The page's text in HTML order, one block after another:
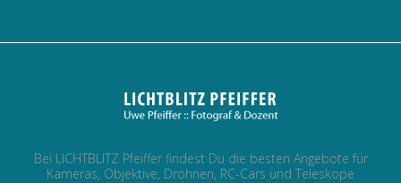
Bei LICHTBLITZ Pfeiffer findest Du die besten Angebote für
Kameras, Objektive, Drohnen, RC-Cars und Teleskope